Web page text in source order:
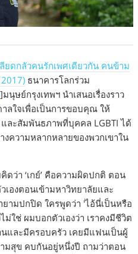
ยดกลัวคนรักเพศเดียวกัน คนข้าม
ธนาคารโลกร่วม
]มนุษย์กรุงเทพฯ นำเสนอเรื่องราว
ลใจเพื่อเป็นการขอบคุณ ให้
ละสัมพันธภาพที่บุคคล LGBTI ได้
งความหลากหลายของพวกเขาใน
ว่า ‘เกย์’ คือความผิดปกติ ตอน
เองตอนเข้ามหาวิทยาลัยและ
ยามปกปิด ใครพูดว่า 'ไอ้นี่เป็นหรือ
ม่ใช่ ผมบอกตัวเองว่า เราคงมีชีวิต
และมีครอบครัว เคยมีแฟนเป็นผู้
มสุข คบกันอยู่หนึ่งปี ถามว่าตอน